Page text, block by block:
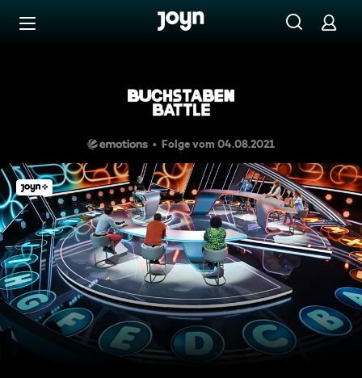
Zum Inhalt springen
Andrea, Derya, Alexander
Folge vom 04.08.2021